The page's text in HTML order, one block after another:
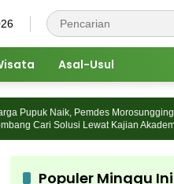
Asal-Usul
Naik, Pemdes Morosunggingan
Cari Solusi Lewat Kajian Akademik
Populer Minggu Ini